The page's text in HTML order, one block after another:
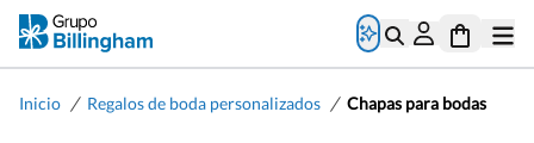
Inicio / Regalos de boda personalizados / Chapas para bodas